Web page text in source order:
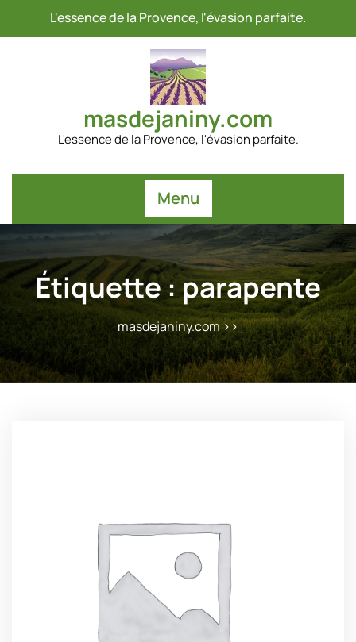
L'essence de la Provence, l'évasion parfaite.
masdejaniny.com
L'essence de la Provence, l'évasion parfaite.
Menu
Étiquette :parapente
masdejaniny.com>>